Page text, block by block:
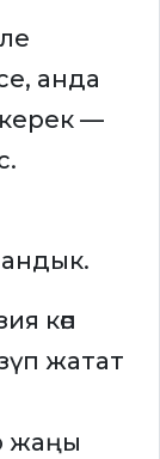
анда
—
көп
жатат
жаңы